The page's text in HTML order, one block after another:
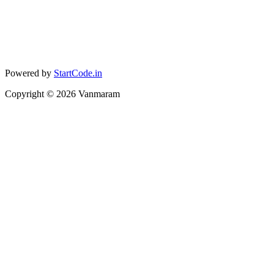
Powered by StartCode.in
Copyright © 2026 Vanmaram